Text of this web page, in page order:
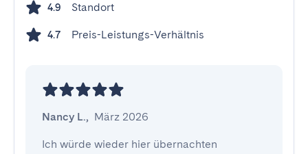
4.9 Standort
4.7 Preis-Leistungs-Verhältnis
Nancy L., März 2026
Ich würde wieder hier übernachten